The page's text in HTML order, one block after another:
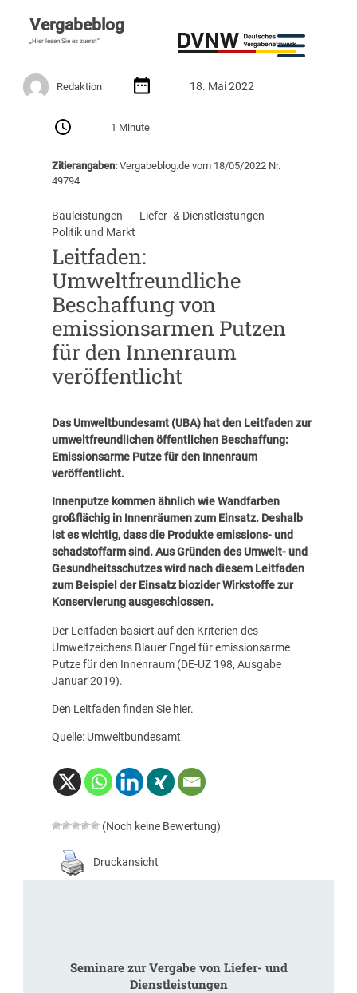
Vergabeblog
„Hier lesen Sie es zuerst“
Redaktion 18. Mai 2022
1 Minute
Zitierangaben:Vergabeblog.de vom 18/05/2022 Nr.
49794
Bauleistungen
  –
Liefer- & Dienstleistungen
Politik und Markt
Leitfaden:
Umweltfreundliche
Beschaffung von
emissionsarmen Putzen
für den Innenraum
veröffentlicht
Das Umweltbundesamt (UBA) hat den Leitfaden zur
umweltfreundlichen öffentlichen Beschaffung:
Emissionsarme Putze für den Innenraum
veröffentlicht.
Innenputze kommen ähnlich wie Wandfarben
großflächig in Innenräumen zum Einsatz. Deshalb
ist es wichtig, dass die Produkte emissions- und
schadstoffarm sind. Aus Gründen des Umwelt- und
Gesundheitsschutzes wird nach diesem Leitfaden
zum Beispiel der Einsatz biozider Wirkstoffe zur
Konservierung ausgeschlossen.
Der Leitfaden basiert auf den Kriterien des
Umweltzeichens Blauer Engel für emissionsarme
Putze für den Innenraum (DE-UZ 198, Ausgabe
Januar 2019).
Den Leitfaden finden Sie hier.
Quelle: Umweltbundesamt
(Noch keine Bewertung)
Druckansicht
Seminare zur Vergabe von Liefer- und
Dienstleistungen